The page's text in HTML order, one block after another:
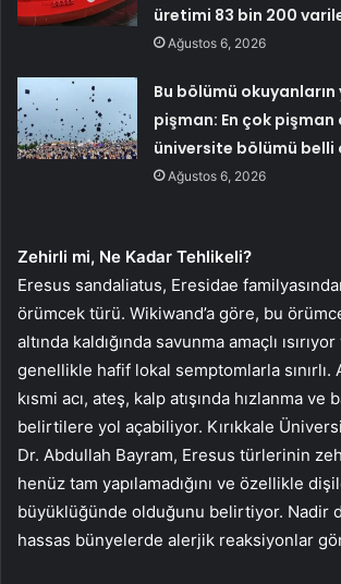
üretimi 83 bin 200
Ağustos 6, 2026
Bu bölümü okuyanların
pişman: En çok pişman
üniversite bölümü belli
Ağustos 6, 2026
Zehirli mi, Ne Kadar Tehlikeli?
Eresus sandaliatus, Eresidae
örümcek türü. Wikiwand’a göre, bu
altında kaldığında savunma amaçlı ısırıyor
genellikle hafif lokal semptomlarla sınırlı.
kısmi acı, ateş, kalp atışında hızlanma ve
belirtilere yol açabiliyor. Kırıkkale
Dr. Abdullah Bayram, Eresus türlerinin
henüz tam yapılamadığını ve özellikle
büyüklüğünde olduğunu belirtiyor. Nadir
hassas bünyelerde alerjik reaksiyonlar